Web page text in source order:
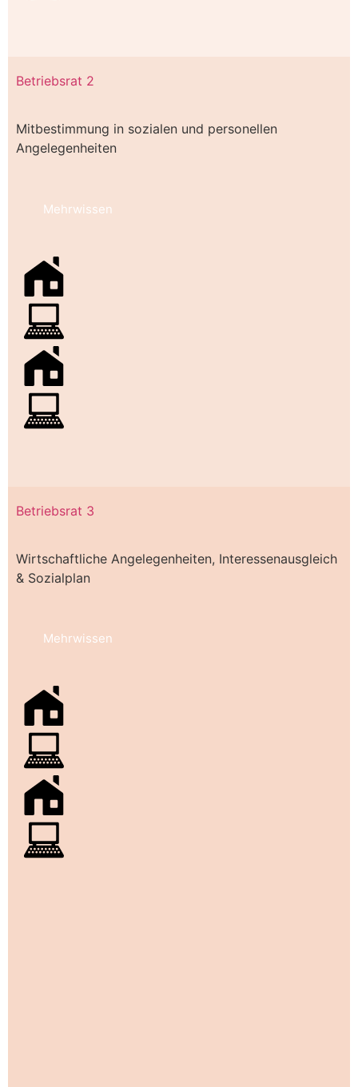
Betriebsrat 2
Mitbestimmung in sozialen und personellen
Angelegenheiten
Mehrwissen
Betriebsrat 3
Wirtschaftliche Angelegenheiten, Interessenausgleich
& Sozialplan
Mehrwissen